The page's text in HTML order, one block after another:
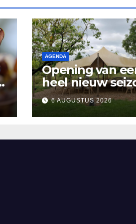
AGENDA
Opening van
heel nieuw
Vertelpodium
Lopende Vuur’.
Landelijke
6 AUGUSTUS 2026